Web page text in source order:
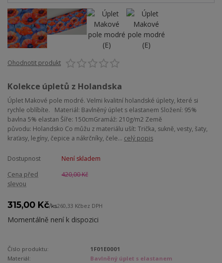
Ohodnotit produkt
Kolekce úpletů z Holandska
Úplet Makové pole modré. Velmi kvalitní holandské úplety, které si
rychle oblíbíte. Materiál: Bavlněný úplet s elastanem Složení: 95%
bavlna 5% elastan Šíře: 150cmGramáž: 210g/m2 Země
původu: Holandsko Co můžu z materiálu ušít: Trička, sukně, vesty, šaty,
kraťasy, legíny, čepice a nákrčníky, čele... celý popis
Dostupnost
Není skladem
Cena před
slevou
420,00 Kč
315,00 Kč/ks260,33 Kčbez DPH
Momentálně není k dispozici
Číslo produktu:
1F01E0001
Materiál:
Bavlněný úplet s elastanem